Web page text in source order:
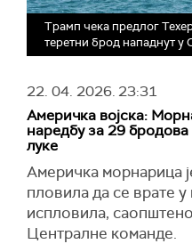
Трамп чека предлог
теретни брод нападнут
22. 04. 2026.23:31
Америчка војска:
наредбу за 29
луке
Америчка морнарица
пловила да се врате у
испловила,
Централне команде.